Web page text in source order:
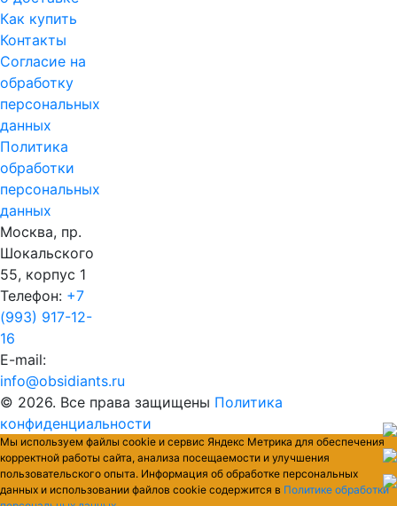
Как купить
Контакты
Согласие на
обработку
персональных
данных
Политика
обработки
персональных
данных
Москва, пр.
Шокальского
55, корпус 1
Телефон: +7
(993) 917-12-
16
E-mail:
info@obsidiants.ru
© 2026. Все права защищены Политика
конфиденциальности
Мы используем файлы cookie и сервис Яндекс Метрика для обеспечения
корректной работы сайта, анализа посещаемости и улучшения
пользовательского опыта. Информация об обработке персональных
данных и использовании файлов cookie содержится в Политике обработки